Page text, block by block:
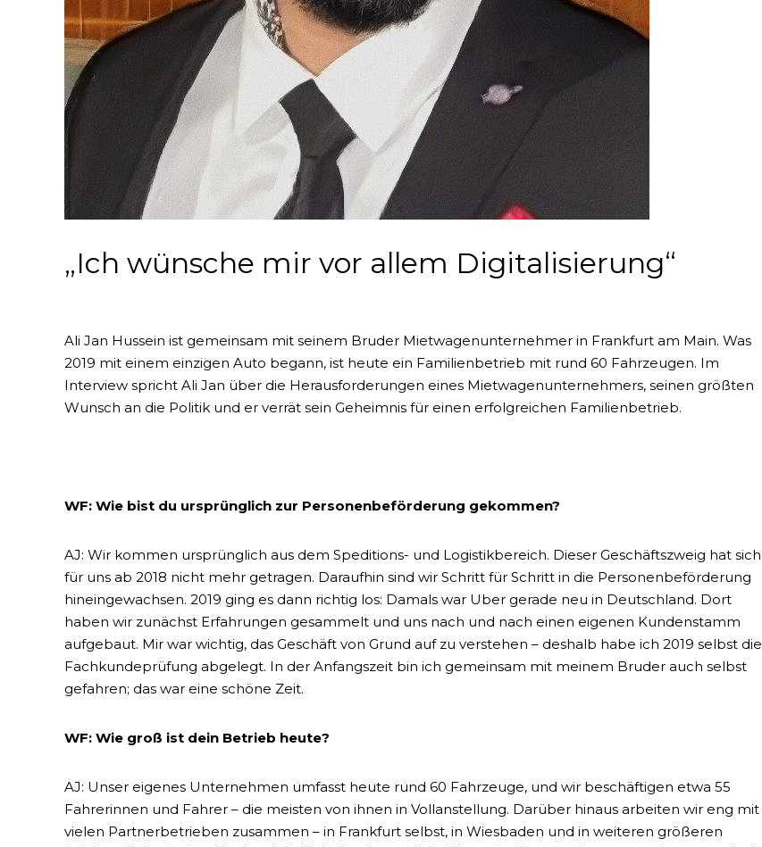
„Ich wünsche mir vor allem Digitalisierung“
Ali Jan Hussein ist gemeinsam mit seinem Bruder Mietwagenunternehmer in Frankfurt am Main. Was
2019 mit einem einzigen Auto begann, ist heute ein Familienbetrieb mit rund 60 Fahrzeugen. Im
Interview spricht Ali Jan über die Herausforderungen eines Mietwagenunternehmers, seinen größten
Wunsch an die Politik und er verrät sein Geheimnis für einen erfolgreichen Familienbetrieb.
WF: Wie bist du ursprünglich zur Personenbeförderung gekommen?
AJ: Wir kommen ursprünglich aus dem Speditions- und Logistikbereich. Dieser Geschäftszweig hat sich
für uns ab 2018 nicht mehr getragen. Daraufhin sind wir Schritt für Schritt in die Personenbeförderung
hineingewachsen. 2019 ging es dann richtig los: Damals war Uber gerade neu in Deutschland. Dort
haben wir zunächst Erfahrungen gesammelt und uns nach und nach einen eigenen Kundenstamm
aufgebaut. Mir war wichtig, das Geschäft von Grund auf zu verstehen – deshalb habe ich 2019 selbst die
Fachkundeprüfung abgelegt. In der Anfangszeit bin ich gemeinsam mit meinem Bruder auch selbst
gefahren; das war eine schöne Zeit.
WF: Wie groß ist dein Betrieb heute?
AJ: Unser eigenes Unternehmen umfasst heute rund 60 Fahrzeuge, und wir beschäftigen etwa 55
Fahrerinnen und Fahrer – die meisten von ihnen in Vollanstellung. Darüber hinaus arbeiten wir eng mit
vielen Partnerbetrieben zusammen – in Frankfurt selbst, in Wiesbaden und in weiteren größeren
Mehr lesen